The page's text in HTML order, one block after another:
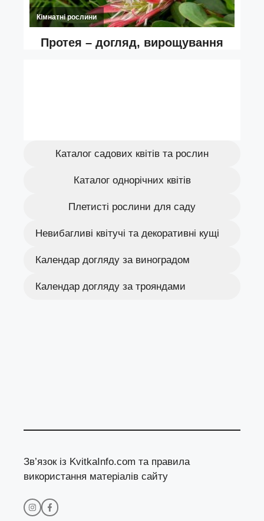
Каталог садових квітів та рослин
Каталог однорічних квітів
Плетисті рослини для саду
Невибагливі квітучі та декоративні кущі
Календар догляду за виноградом
Календар догляду за трояндами
Зв’язок із KvitkaInfo.com та правила
використання матеріалів сайту